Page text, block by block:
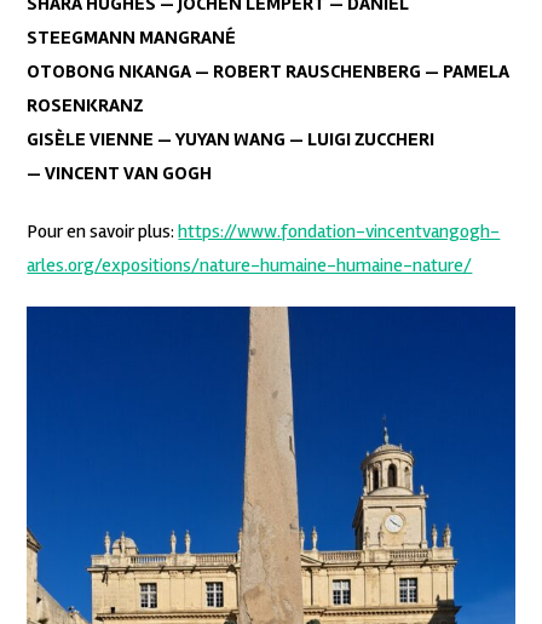
STEEGMANN MANGRANÉ
OTOBONG NKANGA — ROBERT RAUSCHENBERG — PAMELA
ROSENKRANZ
GISÈLE VIENNE — YUYAN WANG — LUIGI ZUCCHERI
— VINCENT VAN GOGH
Pour en savoir plus:https://www.fondation-vincentvangogh-
arles.org/expositions/nature-humaine-humaine-nature/